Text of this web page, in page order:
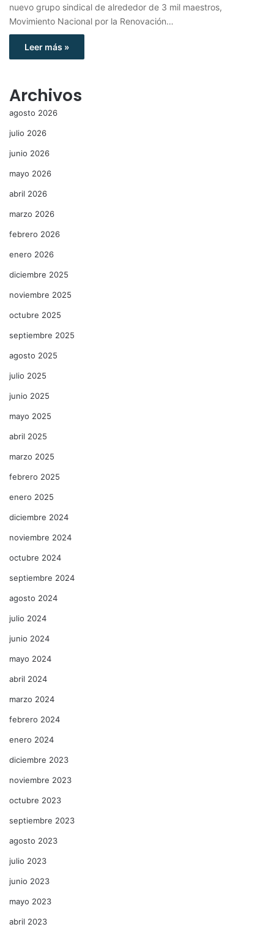
nuevo grupo sindical de alrededor de 3 mil maestros,
Movimiento Nacional por la Renovación…
Leer más »
Archivos
agosto 2026
julio 2026
junio 2026
mayo 2026
abril 2026
marzo 2026
febrero 2026
enero 2026
diciembre 2025
noviembre 2025
octubre 2025
septiembre 2025
agosto 2025
julio 2025
junio 2025
mayo 2025
abril 2025
marzo 2025
febrero 2025
enero 2025
diciembre 2024
noviembre 2024
octubre 2024
septiembre 2024
agosto 2024
julio 2024
junio 2024
mayo 2024
abril 2024
marzo 2024
febrero 2024
enero 2024
diciembre 2023
noviembre 2023
octubre 2023
septiembre 2023
agosto 2023
julio 2023
junio 2023
mayo 2023
abril 2023